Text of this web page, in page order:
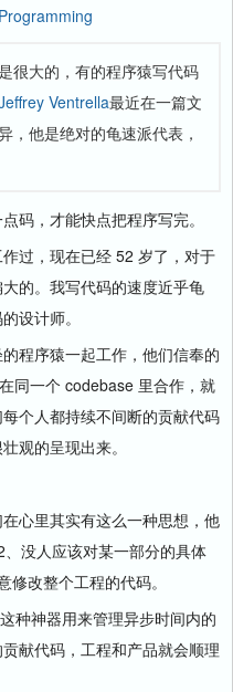
很大的，有的程序猿写代码
Ventrella最近在一篇文
，他是绝对的龟速派代表，
，才能快点把程序写完。
过，现在已经 52 岁了，对于
的。我写代码的速度近乎龟
设计师。
程序猿一起工作，他们信奉的
同一个 codebase 里合作，就
个人都持续不间断的贡献代码
观的呈现出来。
心里其实有这么一种思想，他
、没人应该对某一部分的具体
改整个工程的代码。
这种神器用来管理异步时间内的
献代码，工程和产品就会顺理